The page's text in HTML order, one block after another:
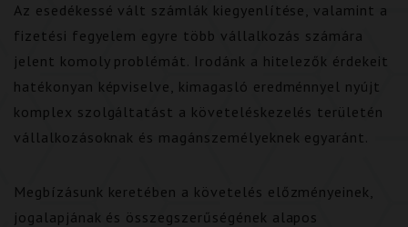
Az esedékessé vált számlák kiegyenlítése, valamint a
fizetési fegyelem egyre több vállalkozás számára
jelent komoly problémát. Irodánk a hitelezők érdekeit
hatékonyan képviselve, kimagasló eredménnyel nyújt
komplex szolgáltatást a követeléskezelés területén
vállalkozásoknak és magánszemélyeknek egyaránt.
Megbízásunk keretében a követelés előzményeinek,
jogalapjának és összegszerűségének alapos